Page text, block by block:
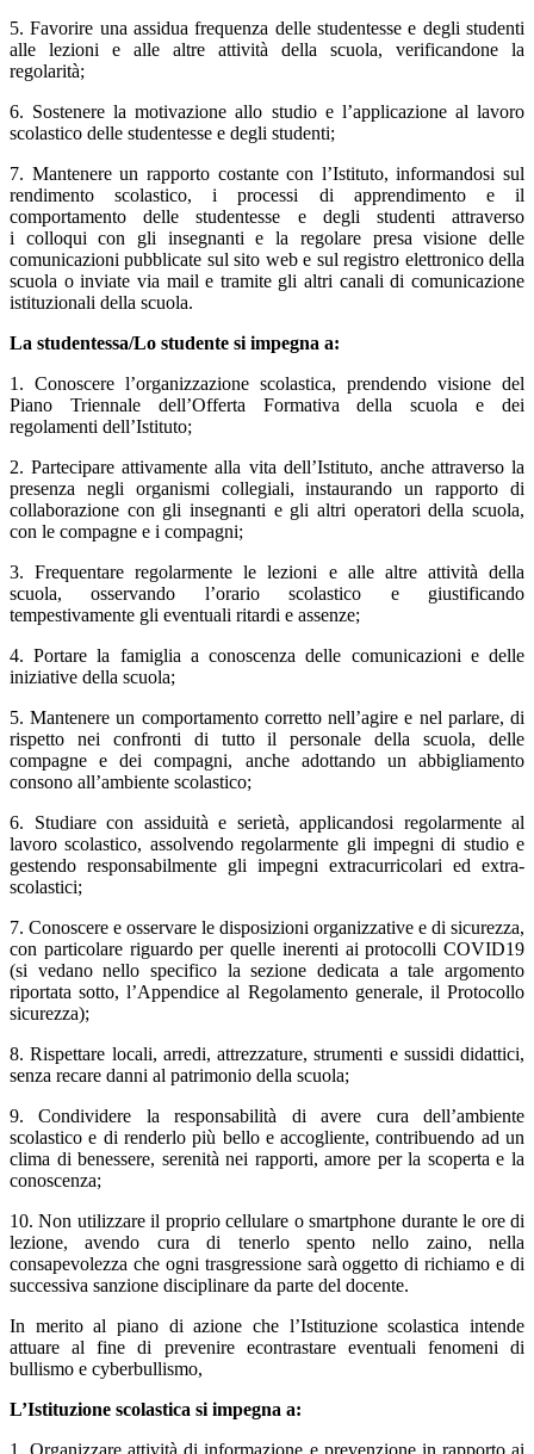
5. Favorire una assidua frequenza delle studentesse e degli studenti
alle lezioni e alle altre attività della scuola, verificandone la
regolarità;
6. Sostenere la motivazione allo studio e l’applicazione al lavoro
scolastico delle studentesse e degli studenti;
7. Mantenere un rapporto costante con l’Istituto, informandosi sul
rendimento scolastico, i processi di apprendimento e il
comportamento delle studentesse e degli studenti attraverso
i colloqui con gli insegnanti e la regolare presa visione delle
comunicazioni pubblicate sul sito web e sul registro elettronico della
scuola o inviate via mail e tramite gli altri canali di comunicazione
istituzionali della scuola.
La studentessa/Lo studente si impegna a:
1. Conoscere l’organizzazione scolastica, prendendo visione del
Piano Triennale dell’Offerta Formativa della scuola e dei
regolamenti dell’Istituto;
2. Partecipare attivamente alla vita dell’Istituto, anche attraverso la
presenza negli organismi collegiali, instaurando un rapporto di
collaborazione con gli insegnanti e gli altri operatori della scuola,
con le compagne e i compagni;
3. Frequentare regolarmente le lezioni e alle altre attività della
scuola, osservando l’orario scolastico e giustificando
tempestivamente gli eventuali ritardi e assenze;
4. Portare la famiglia a conoscenza delle comunicazioni e delle
iniziative della scuola;
5. Mantenere un comportamento corretto nell’agire e nel parlare, di
rispetto nei confronti di tutto il personale della scuola, delle
compagne e dei compagni, anche adottando un abbigliamento
consono all’ambiente scolastico;
6. Studiare con assiduità e serietà, applicandosi regolarmente al
lavoro scolastico, assolvendo regolarmente gli impegni di studio e
gestendo responsabilmente gli impegni extracurricolari ed extra-
scolastici;
7. Conoscere e osservare le disposizioni organizzative e di sicurezza,
con particolare riguardo per quelle inerenti ai protocolli COVID19
(si vedano nello specifico la sezione dedicata a tale argomento
riportata sotto, l’Appendice al Regolamento generale, il Protocollo
sicurezza);
8. Rispettare locali, arredi, attrezzature, strumenti e sussidi didattici,
senza recare danni al patrimonio della scuola;
9. Condividere la responsabilità di avere cura dell’ambiente
scolastico e di renderlo più bello e accogliente, contribuendo ad un
clima di benessere, serenità nei rapporti, amore per la scoperta e la
conoscenza;
10. Non utilizzare il proprio cellulare o smartphone durante le ore di
lezione, avendo cura di tenerlo spento nello zaino, nella
consapevolezza che ogni trasgressione sarà oggetto di richiamo e di
successiva sanzione disciplinare da parte del docente.
In merito al piano di azione che l’Istituzione scolastica intende
attuare al fine di prevenire econtrastare eventuali fenomeni di
bullismo e cyberbullismo,
L’Istituzione scolastica si impegna a: